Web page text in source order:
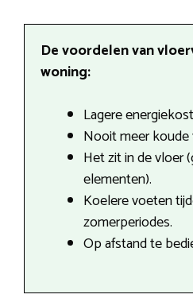
De voordelen van
woning:
Lagere
Nooit meer koude
Het zit in de vloer
elementen).
Koelere voeten
zomerperiodes.
Op afstand te